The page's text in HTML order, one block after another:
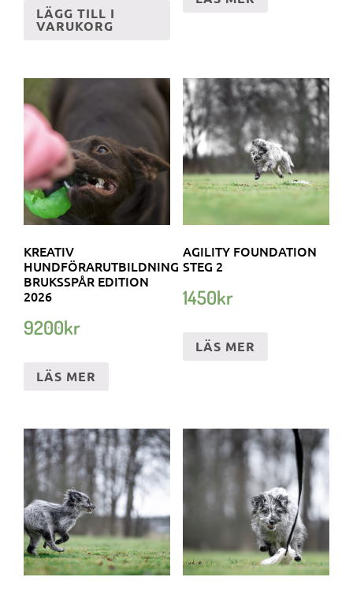
LÄGG TILL I
VARUKORG
KREATIV
HUNDFÖRARUTBILDNING
BRUKSSPÅR EDITION
2026
9200kr
LÄS MER
AGILITY FOUNDATION
STEG 2
1450kr
LÄS MER